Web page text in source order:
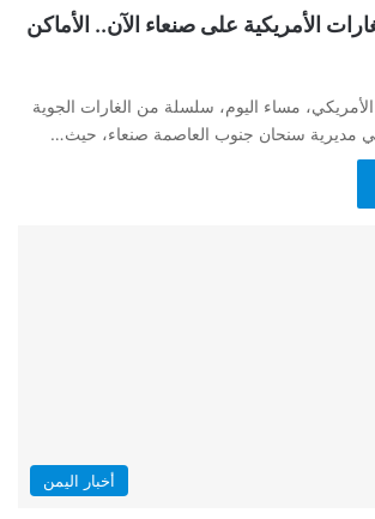
الأمريكية على صنعاء الآن.. الأماكن
مساء اليوم، سلسلة من الغارات الجوية
مديرية سنحان جنوب العاصمة صنعاء، حيث…
أخبار اليمن